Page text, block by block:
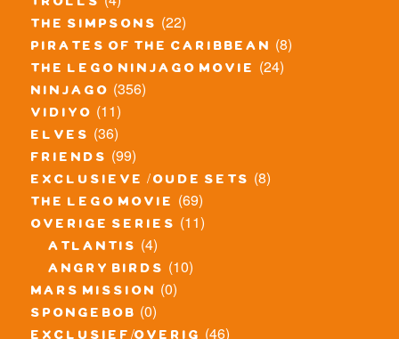
trolls
the simpsons (22)
pirates of the caribbean (8)
the lego ninjago movie (24)
ninjago (356)
vidiyo (11)
elves (36)
friends (99)
exclusieve / oude sets (8)
the lego movie (69)
overige series (11)
atlantis (4)
angry birds (10)
mars mission (0)
spongebob (0)
(46)